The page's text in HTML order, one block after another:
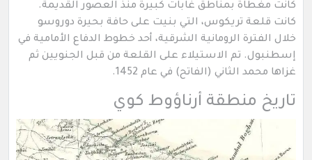
كانت مغطاة بمناطق غابات كبيرة منذ العصور القديمة.
كانت قلعة تريكوس، التي بنيت على حافة بحيرة دوروسو
خلال الفترة الرومانية الشرقية، أحد خطوط الدفاع الأمامية في
إسطنبول. تم الاستيلاء على القلعة من قبل الجنويين ثم
غزاها محمد الثاني (الفاتح) في عام 1452.
تاريخ منطقة أرناؤوط كوي